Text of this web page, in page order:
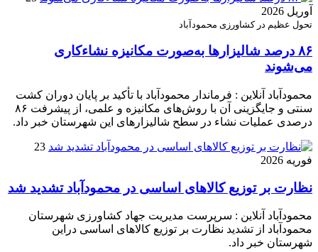
آوریل 2026
تحول عظیم در کشاورزی محمودآباد
۸۶ درصد شالیزارها به‌صورت مکانیزه نشاءکاری
می‌شوند
محمودآباد آنلاین : فرماندار محمودآباد با تأکید بر پایان دوران کشت
سنتی و جایگزینی آن با روش‌های مکانیزه و علمی، از پیشرفت ۸۶
درصدی عملیات نشاء در سطح شالیزارهای این شهرستان خبر داد.
23
فوریه 2026
نظارت بر توزیع کالا‌های اساسی در محمودآباد تشدید شد
محمودآباد آنلاین : سرپرست مدیریت جهاد کشاورزی شهرستان
محمودآباد از تشدید نظارت بر توزیع کالا‌های اساسی دراین
شهرستان خبر داد.